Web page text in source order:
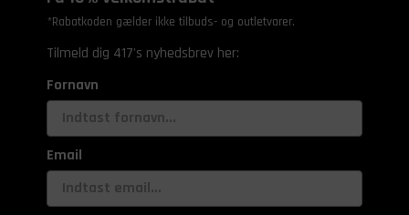
*Rabatkoden gælder ikke tilbuds- og outletvarer.
Tilmeld dig 417's nyhedsbrev her:
Fornavn
Email